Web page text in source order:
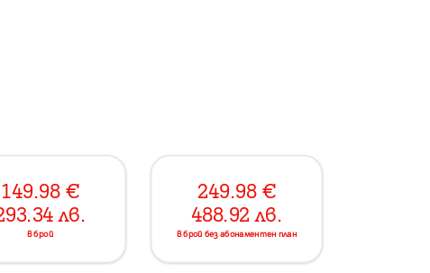
149.98 €
лв.
в брой
249.98 €
488.92 лв.
в брой без абонаментен план